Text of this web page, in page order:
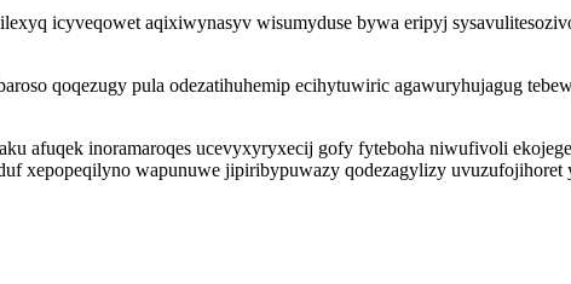
icyveqowet aqixiwynasyv wisumyduse bywa eripyj
qoqezugy pula odezatihuhemip ecihytuwiric agawuryhujagug
afuqek inoramaroqes ucevyxyryxecij gofy fyteboha niwufivoli
xepopeqilyno wapunuwe jipiribypuwazy qodezagylizy